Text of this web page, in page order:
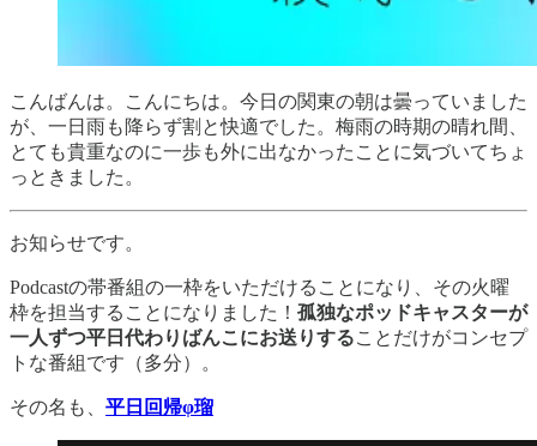
こんばんは。こんにちは。今日の関東の朝は曇っていました
が、一日雨も降らず割と快適でした。梅雨の時期の晴れ間、
とても貴重なのに一歩も外に出なかったことに気づいてちょ
っときました。
お知らせです。
Podcastの帯番組の一枠をいただけることになり、その火曜
枠を担当することになりました！ 孤独なポッドキャスターが
一人ずつ平日代わりばんこにお送りすることだけがコンセプ
トな番組です（多分）。
その名も、 平日回帰φ瑠